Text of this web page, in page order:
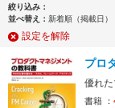
絞り込み：
並べ替え： 新着順（掲載日）
設定を解除
プロ
優れ
書籍 ：